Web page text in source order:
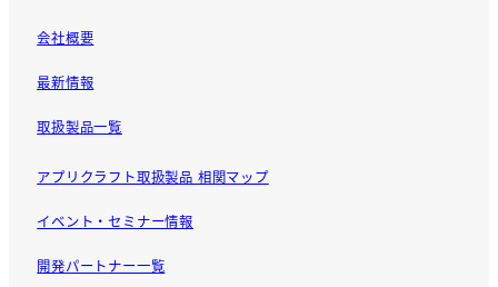
会社概要
最新情報
取扱製品一覧
アプリクラフト取扱製品 相関マップ
イベント・セミナー情報
開発パートナー一覧